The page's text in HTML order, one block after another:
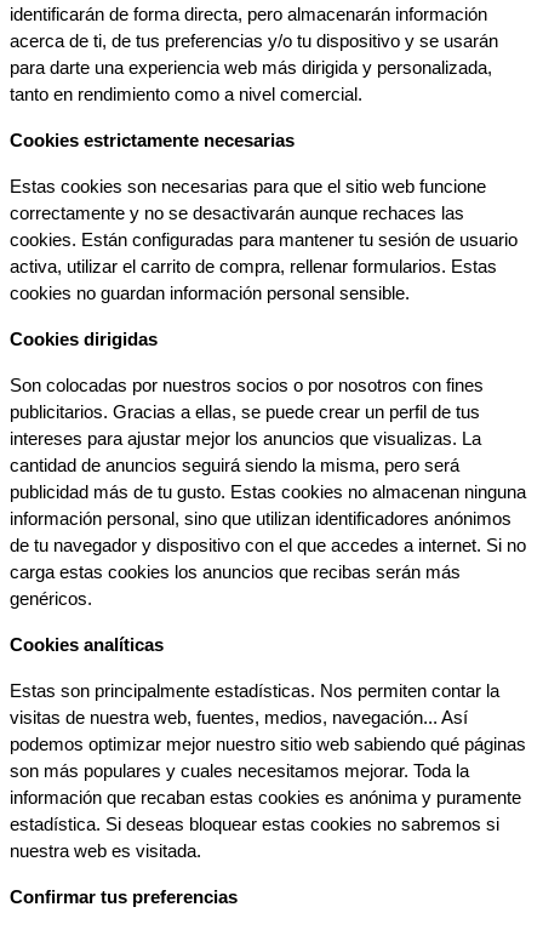
identificarán de forma directa, pero almacenarán información
acerca de ti, de tus preferencias y/o tu dispositivo y se usarán
para darte una experiencia web más dirigida y personalizada,
tanto en rendimiento como a nivel comercial.
Cookies estrictamente necesarias
Estas cookies son necesarias para que el sitio web funcione
correctamente y no se desactivarán aunque rechaces las
cookies. Están configuradas para mantener tu sesión de usuario
activa, utilizar el carrito de compra, rellenar formularios. Estas
cookies no guardan información personal sensible.
Cookies dirigidas
Son colocadas por nuestros socios o por nosotros con fines
publicitarios. Gracias a ellas, se puede crear un perfil de tus
intereses para ajustar mejor los anuncios que visualizas. La
cantidad de anuncios seguirá siendo la misma, pero será
publicidad más de tu gusto. Estas cookies no almacenan ninguna
información personal, sino que utilizan identificadores anónimos
de tu navegador y dispositivo con el que accedes a internet. Si no
carga estas cookies los anuncios que recibas serán más
genéricos.
Cookies analíticas
Estas son principalmente estadísticas. Nos permiten contar la
visitas de nuestra web, fuentes, medios, navegación... Así
podemos optimizar mejor nuestro sitio web sabiendo qué páginas
son más populares y cuales necesitamos mejorar. Toda la
información que recaban estas cookies es anónima y puramente
estadística. Si deseas bloquear estas cookies no sabremos si
nuestra web es visitada.
Confirmar tus preferencias